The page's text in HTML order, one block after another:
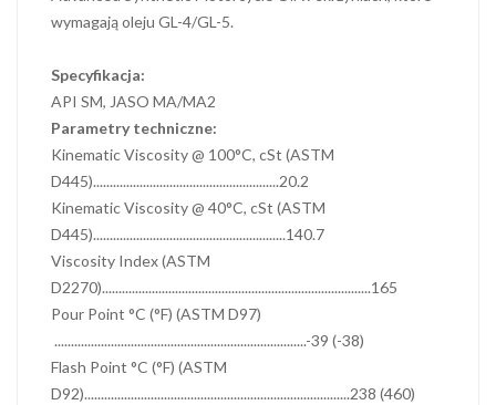
wymagają oleju GL-4/GL-5.
Specyfikacja:
API SM, JASO MA/MA2
Parametry techniczne:
Kinematic Viscosity @ 100°C, cSt (ASTM
D445)........................................................20.2
Kinematic Viscosity @ 40°C, cSt (ASTM
D445)..........................................................140.7
Viscosity Index (ASTM
D2270).................................................................................165
Pour Point °C (°F) (ASTM D97)
............................................................................-39 (-38)
Flash Point °C (°F) (ASTM
D92)................................................................................238 (460)